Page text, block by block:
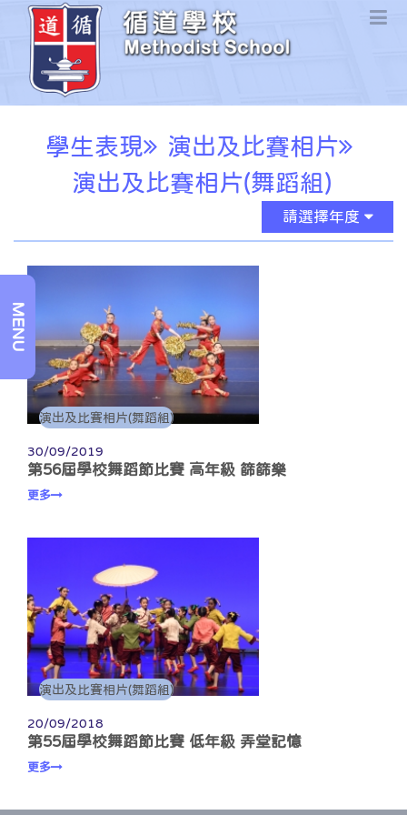
學生表現
演出及比賽相片
演出及比賽相片(舞蹈組)
請選擇年度
MENU
演出及比賽相片(舞蹈組)
30/09/2019
第56屆學校舞蹈節比賽 高年級 篩篩樂
更多
演出及比賽相片(舞蹈組)
20/09/2018
第55屆學校舞蹈節比賽 低年級 弄堂記憶
更多